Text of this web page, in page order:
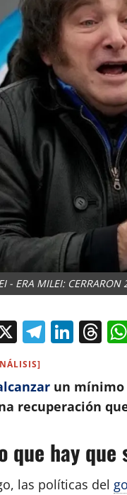
- ERA MILEI:
X
un mínimo
recuperación
que hay que
las políticas del